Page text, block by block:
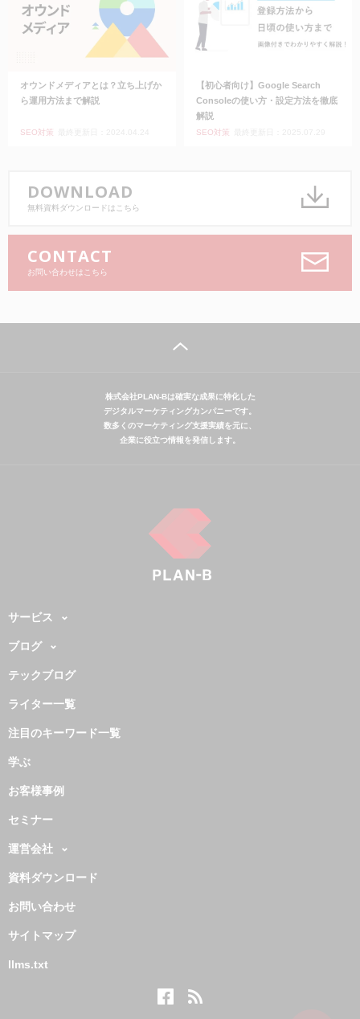
オウンドメディアとは？立ち上げか
ら運用方法まで解説
SEO対策
【初心者向け】Google Search
Consoleの使い方・設定方法を徹底
解説
SEO対策
DOWNLOAD
無料資料ダウンロードはこちら
CONTACT
お問い合わせはこちら
株式会社PLAN-Bは確実な成果に特化した
デジタルマーケティングカンパニーです。
数多くのマーケティング支援実績を元に、
企業に役立つ情報を発信します。
サービス
ブログ
テックブログ
ライター一覧
注目のキーワード一覧
学ぶ
お客様事例
セミナー
運営会社
資料ダウンロード
お問い合わせ
サイトマップ
llms.txt